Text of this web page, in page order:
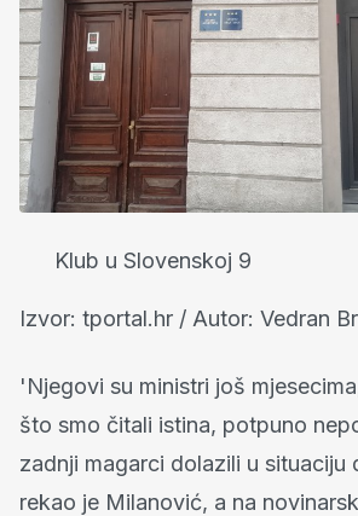
Klub u Slovenskoj 9
Izvor: tportal.hr / Autor: Vedran
'Njegovi su ministri još
što smo čitali istina, potpuno
zadnji magarci dolazili u situaciju
rekao je Milanović, a na